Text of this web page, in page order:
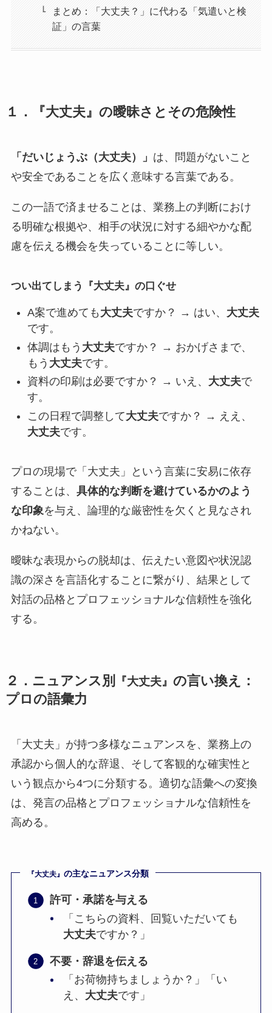
まとめ：「大丈夫？」に代わる「気遣いと検
証」の言葉
１．『大丈夫』の曖昧さとその危険性
「だいじょうぶ（大丈夫）」 は、問題がないこと
や安全であることを広く意味する言葉である。
この一語で済ませることは、業務上の判断におけ
る明確な根拠や、相手の状況に対する細やかな配
慮を伝える機会を失っていることに等しい。
つい出てしまう『大丈夫』の口ぐせ
A案で進めても 大丈夫ですか？ → はい、 大丈夫
です。
体調はもう 大丈夫ですか？ → おかげさまで、
もう 大丈夫です。
資料の印刷は必要ですか？ → いえ、 大丈夫で
す。
この日程で調整して大丈夫ですか？ → ええ、
大丈夫です。
プロの現場で「大丈夫」という言葉に安易に依存
することは、 具体的な判断を避けているかのよう
な印象 を与え、論理的な厳密性を欠くと見なされ
かねない。
曖昧な表現からの脱却は、伝えたい意図や状況認
識の深さを言語化することに繋がり、結果として
対話の品格とプロフェッショナルな信頼性を強化
する。
２．ニュアンス別 『大丈夫』 の言い換え：
プロの語彙力
「大丈夫」が持つ多様なニュアンスを、業務上の
承認から個人的な辞退、そして客観的な確実性と
いう観点から4つに分類する。適切な語彙への変換
は、発言の品格とプロフェッショナルな信頼性を
高める。
『大丈夫』 の主なニュアンス分類
許可・承諾を与える
「こちらの資料、回覧いただいても
大丈夫ですか？」
不要・辞退を伝える
「お荷物持ちましょうか？」「い
え、 大丈夫です」